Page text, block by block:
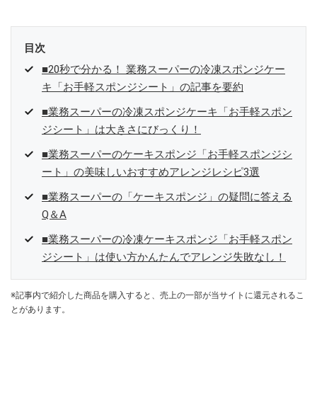
目次
■20秒で分かる！ 業務スーパーの冷凍スポンジケー
キ「お手軽スポンジシート」の記事を要約
■業務スーパーの冷凍スポンジケーキ「お手軽スポン
ジシート」は大きさにびっくり！
■業務スーパーのケーキスポンジ「お手軽スポンジシ
ート」の美味しいおすすめアレンジレシピ3選
■業務スーパーの「ケーキスポンジ」の疑問に答える
Q＆A
■業務スーパーの冷凍ケーキスポンジ「お手軽スポン
ジシート」は使い方かんたんでアレンジ失敗なし！
※記事内で紹介した商品を購入すると、売上の一部が当サイトに還元されるこ
とがあります。